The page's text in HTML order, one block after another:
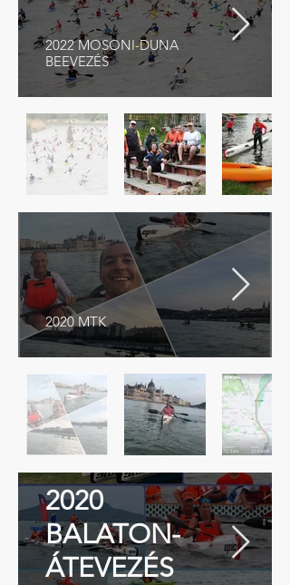
2022 MOSONI-DUNA
BEEVEZÉS
2020 MTK
2020
BALATON-
ÁTEVEZÉS